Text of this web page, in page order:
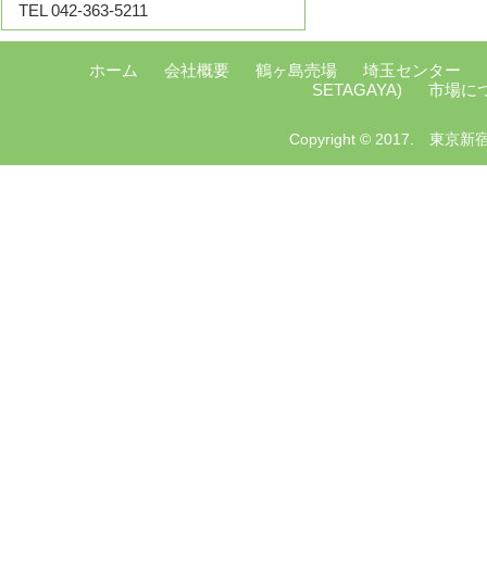
TEL 042-363-5211
ホーム 会社概要 鶴ヶ島売場 埼玉センター
SETAGAYA)
市場に
Copyright © 2017. 東京新